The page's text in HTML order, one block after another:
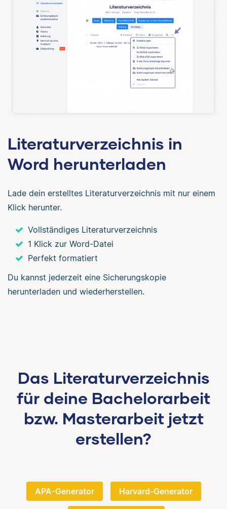
Literaturverzeichnis in
Word herunterladen
Lade dein erstelltes Literaturverzeichnis mit nur einem
Klick herunter.
Vollständiges Literaturverzeichnis
1 Klick zur Word-Datei
Perfekt formatiert
Du kannst jederzeit eine Sicherungskopie
herunterladen und wiederherstellen.
Das Literaturverzeichnis
für deine Bachelorarbeit
bzw. Masterarbeit jetzt
erstellen?
APA-Generator Harvard-Generator